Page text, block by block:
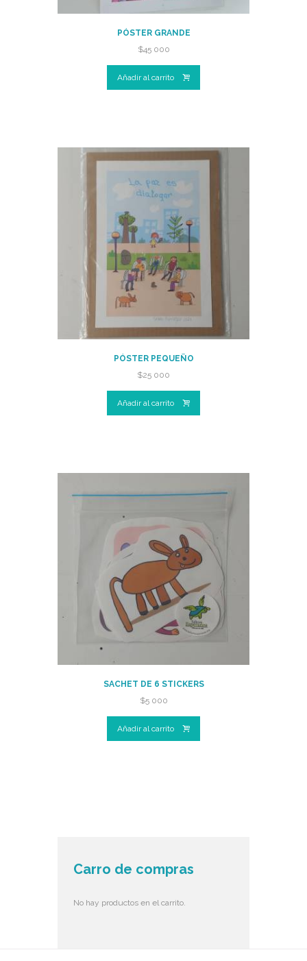
PÓSTER GRANDE
$45 000
Añadir al carrito
PÓSTER PEQUEÑO
$25 000
Añadir al carrito
SACHET DE 6 STICKERS
$5 000
Añadir al carrito
Carro de compras
No hay productos en el carrito.